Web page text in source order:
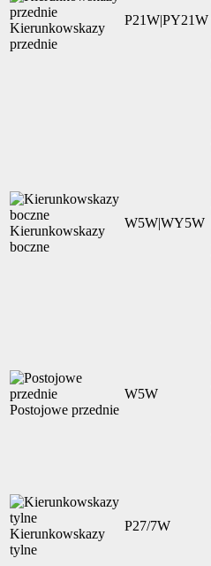
Kierunkowskazy
przednie
P21W|PY21W
Kierunkowskazy
boczne
W5W|WY5W
Postojowe przednie
W5W
Kierunkowskazy
tylne
P27/7W